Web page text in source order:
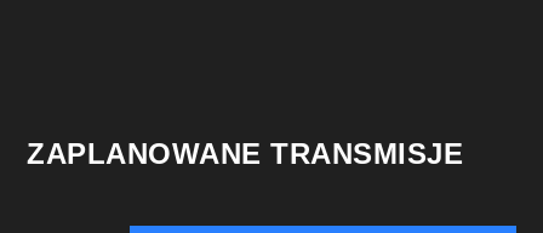
ZAPLANOWANE TRANSMISJE